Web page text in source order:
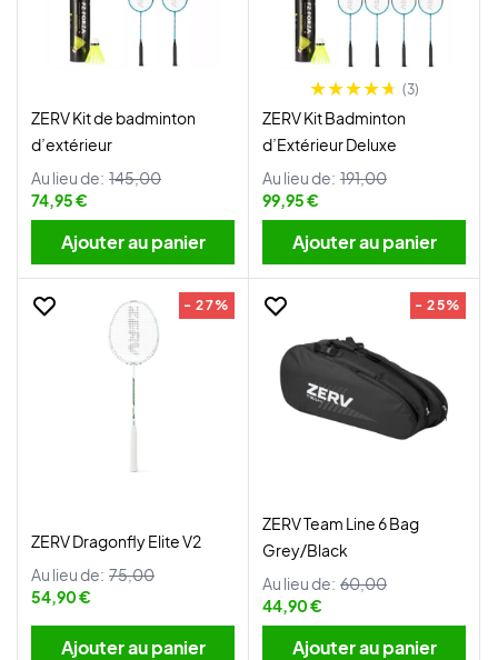
ZERV Kit de badminton
d’extérieur
Au lieu de: 145,00
74,95 €
Ajouter au panier
(3)
ZERV Kit Badminton
d’Extérieur Deluxe
Au lieu de: 191,00
99,95 €
Ajouter au panier
- 27%
ZERV Dragonfly Elite V2
Au lieu de: 75,00
54,90 €
Ajouter au panier
- 25%
ZERV Team Line 6 Bag
Grey/Black
Au lieu de: 60,00
44,90 €
Ajouter au panier